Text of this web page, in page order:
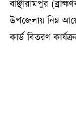
বাঞ্ছারামপুর
উপজেলায় নিম্ন
কার্ড বিতরণ